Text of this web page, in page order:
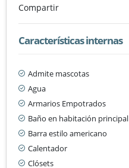
Compartir
Características internas
Admite mascotas
Agua
Armarios Empotrados
Baño en habitación principal
Barra estilo americano
Calentador
Clósets